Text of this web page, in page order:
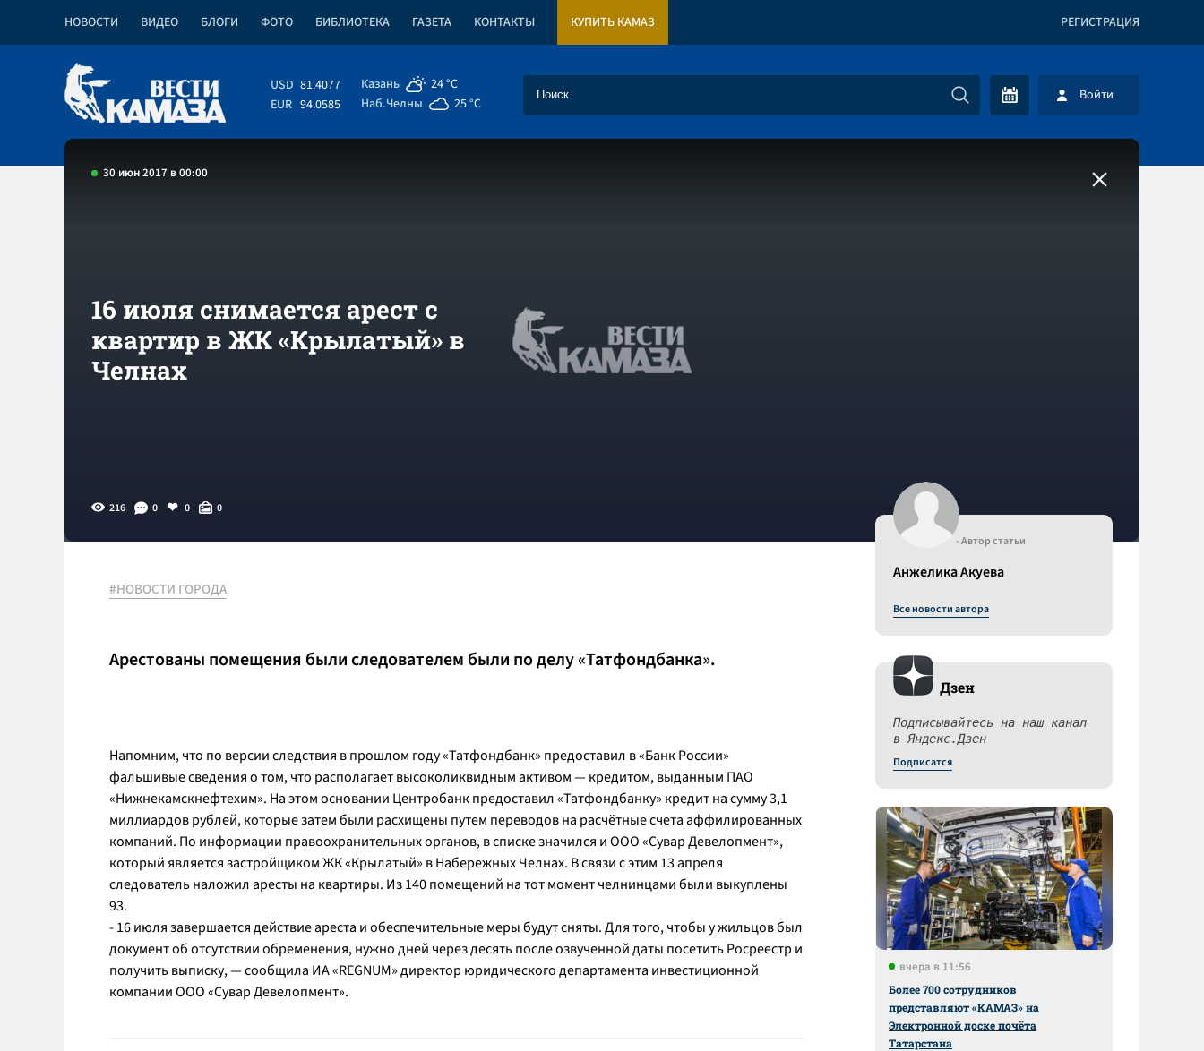
НОВОСТИ ВИДЕО БЛОГИ ФОТО БИБЛИОТЕКА ГАЗЕТА КОНТАКТЫ КУПИТЬ КАМАЗ РЕГИСТРАЦИЯ
USD 81.4077
EUR 94.0585
Казань
24 °C
Наб.Челны
25 °C Войти
30 июн 2017 в 00:00
16 июля снимается арест с
квартир в ЖК «Крылатый» в
Челнах
216 0 0 0
#НОВОСТИ ГОРОДА
Арестованы помещения были следователем были по делу «Татфондбанка».
Напомним, что по версии следствия в прошлом году «Татфондбанк» предоставил в «Банк России»
фальшивые сведения о том, что располагает высоколиквидным активом — кредитом, выданным ПАО
«Нижнекамскнефтехим». На этом основании Центробанк предоставил «Татфондбанку» кредит на сумму 3,1
миллиардов рублей, которые затем были расхищены путем переводов на расчётные счета аффилированных
компаний. По информации правоохранительных органов, в списке значился и ООО «Сувар Девелопмент»,
который является застройщиком ЖК «Крылатый» в Набережных Челнах. В связи с этим 13 апреля
следователь наложил аресты на квартиры. Из 140 помещений на тот момент челнинцами были выкуплены
93.
- 16 июля завершается действие ареста и обеспечительные меры будут сняты. Для того, чтобы у жильцов был
документ об отсутствии обременения, нужно дней через десять после озвученной даты посетить Росреестр и
получить выписку, — сообщила ИА «REGNUM» директор юридического департамента инвестиционной
компании ООО «Сувар Девелопмент».
- Автор статьи
Анжелика Акуева
Все новости автора
Дзен
Подписывайтесь на наш канал
в Яндекс.Дзен
Подписатся
вчера в 11:56
Более 700 сотрудников
представляют «КАМАЗ» на
Электронной доске почёта
Татарстана